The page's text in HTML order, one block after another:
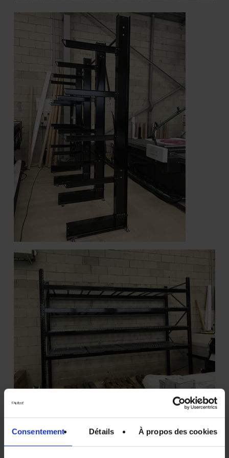
Consentement Détails À propos des cookies